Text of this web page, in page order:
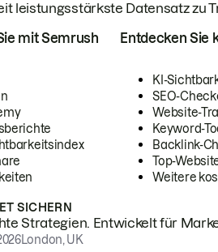
leistungsstärkste Datensatz zu
mit Semrush Entdecken Sie
KI-
SEO-
Website-
Keyword-
Backlink-
Top-
Weitere
SICHERN
Strategien. Entwickelt für
London, UK